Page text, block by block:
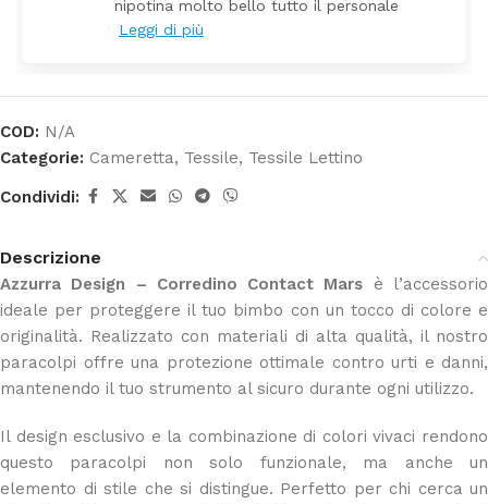
COD: N/A
Categorie: Cameretta, Tessile, Tessile Lettino
Condividi:
Descrizione
Azzurra Design – Corredino Contact Mars è l’accessorio
ideale per proteggere il tuo bimbo con un tocco di colore e
originalità. Realizzato con materiali di alta qualità, il nostro
paracolpi offre una protezione ottimale contro urti e danni,
mantenendo il tuo strumento al sicuro durante ogni utilizzo.
Il design esclusivo e la combinazione di colori vivaci rendono
questo paracolpi non solo funzionale, ma anche un
elemento di stile che si distingue. Perfetto per chi cerca un